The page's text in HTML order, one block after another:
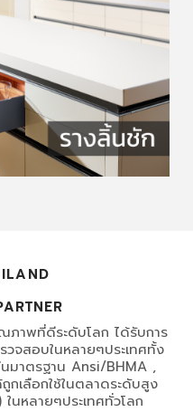
ภาพที่ดีระดับโลก ได้รับการ
จสอบในหลายๆประเทศทั้ง
นมาตรฐาน Ansi/BHMA ,
กเลือกใช้ในตลาดระดับสูง
หลายๆประเทศทั่วโลก